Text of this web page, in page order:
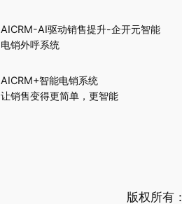
AICRM-AI驱动销售提升-企开元智能
电销外呼系统
AICRM+智能电销系统
让销售变得更简单，更智能
版权所有：